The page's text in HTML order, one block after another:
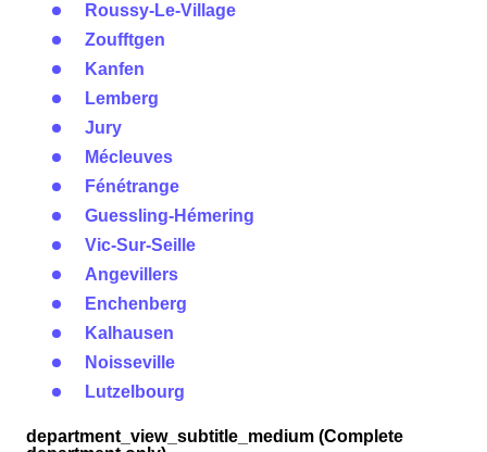
Roussy-Le-Village
Zoufftgen
Kanfen
Lemberg
Jury
Mécleuves
Fénétrange
Guessling-Hémering
Vic-Sur-Seille
Angevillers
Enchenberg
Kalhausen
Noisseville
Lutzelbourg
department_view_subtitle_medium (Complete